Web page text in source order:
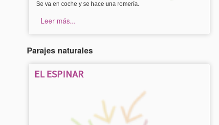
Se va en coche y se hace una romería.
Leer más...
Parajes naturales
EL ESPINAR